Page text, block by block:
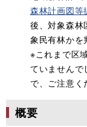
森林計画図等
後、対象森林
象民有林かを
※これまで区
ていませんで
で、ご注意く
概要